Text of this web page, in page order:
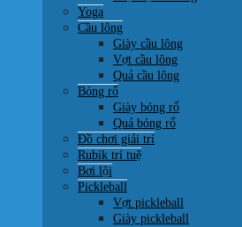
Yoga
Cầu lông
Giày cầu lông
Vợt cầu lông
Quả cầu lông
Bóng rổ
Giày bóng rổ
Quả bóng rổ
Đồ chơi giải trí
Rubik trí tuệ
Bơi lội
Pickleball
Vợt pickleball
Giày pickleball